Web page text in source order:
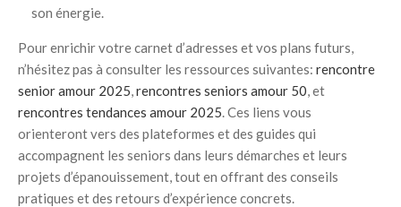
son énergie.
Pour enrichir votre carnet d’adresses et vos plans futurs,
n’hésitez pas à consulter les ressources suivantes: rencontre
senior amour 2025 rencontres seniors amour 50 , et
rencontres tendances amour 2025 . Ces liens vous
orienteront vers des plateformes et des guides qui
accompagnent les seniors dans leurs démarches et leurs
projets d’épanouissement, tout en offrant des conseils
pratiques et des retours d’expérience concrets.